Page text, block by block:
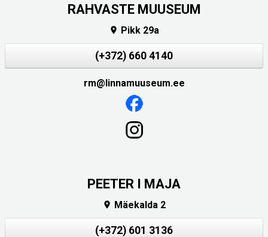
RAHVASTE MUUSEUM
 Pikk 29a
(+372) 660 4140
rm@linnamuuseum.ee
PEETER I MAJA
 Mäekalda 2
(+372) 601 3136